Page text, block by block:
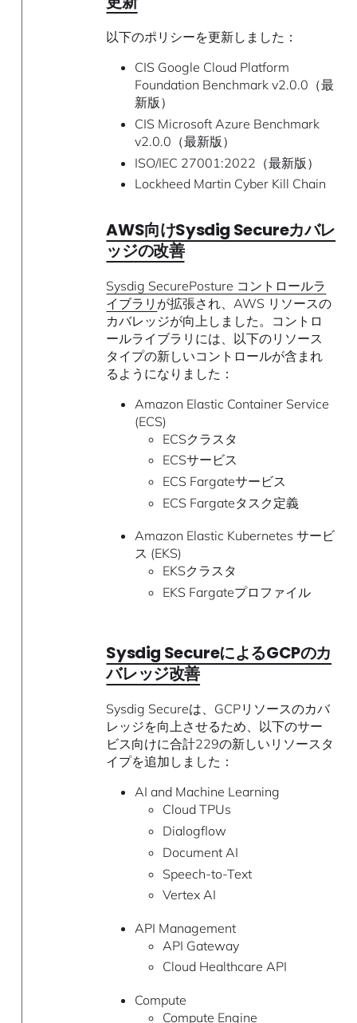
以下のポリシーを更新しました：
CIS Google Cloud Platform
Foundation Benchmark v2.0.0（最
新版）
CIS Microsoft Azure Benchmark
v2.0.0（最新版）
ISO/IEC 27001:2022（最新版）
Lockheed Martin Cyber Kill Chain
AWS向けSysdig Secureカバレ
ッジの改善
Sysdig SecurePosture コントロールラ
イブラリ が拡張され、AWS リソースの
カバレッジが向上しました。コントロ
ールライブラリには、以下のリソース
タイプの新しいコントロールが含まれ
るようになりました：
Amazon Elastic Container Service
(ECS)
ECSクラスタ
ECSサービス
ECS Fargateサービス
ECS Fargateタスク定義
Amazon Elastic Kubernetes サービ
ス (EKS)
EKSクラスタ
EKS Fargateプロファイル
Sysdig SecureによるGCPのカ
バレッジ改善
Sysdig Secureは、GCPリソースのカバ
レッジを向上させるため、以下のサー
ビス向けに合計229の新しいリソースタ
イプを追加しました：
AI and Machine Learning
Cloud TPUs
Dialogflow
Document AI
Speech-to-Text
Vertex AI
API Management
API Gateway
Cloud Healthcare API
Compute
Compute Engine